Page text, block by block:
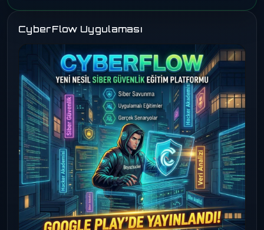
CyberFlow Uygulaması